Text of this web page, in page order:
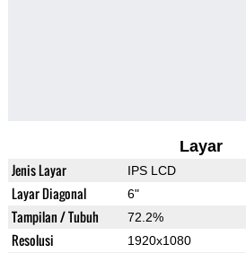
Layar
Jenis Layar IPS LCD
Layar Diagonal 6"
Tampilan / Tubuh 72.2%
Resolusi 1920x1080